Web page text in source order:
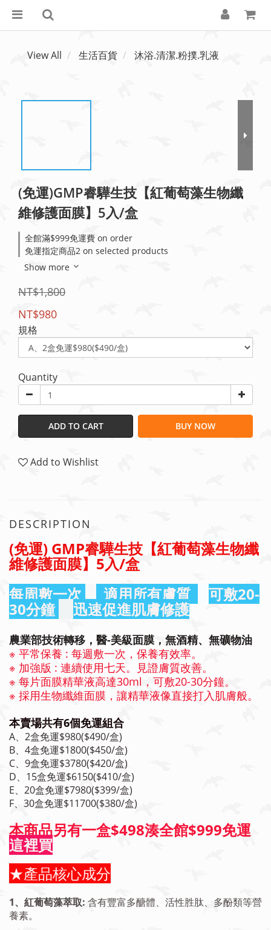
View All 生活百貨 沐浴.清潔.粉撲.乳液
(免運)GMP睿驊生技【紅葡萄藻生物纖
維修護面膜】5入/盒
全館滿$999免運費 on order
免運指定商品2 on selected products
Show more
NT$1,800
NT$980
規格
Quantity
ADD TO CART BUY NOW
Add to Wishlist
DESCRIPTION
(免運) GMP睿驊生技【紅葡萄藻生物纖
維修護面膜】5入/盒
每周敷一次
適用所有膚質 可敷20-
30分鐘 迅速促進肌膚修護
農業部技術轉移，醫-美級面膜，無酒精、無礦物油
※ 平常保養 : 每週敷一次，保養有效率。
※ 加強版 : 連續使用七天。見證膚質改善。
※ 每片面膜精華液高達30ml，可敷20-30分鐘。
※ 採用生物纖維面膜，讓精華液像直接打入肌膚般。
本賣場共有6個免運組合
A、2盒免運$980($490/盒)
B、4盒免運$1800($450/盒)
C、9盒免運$3780($420/盒)
D、15盒免運$6150($410/盒)
E、20盒免運$7980($399/盒)
F、30盒免運$11700($380/盒)
本商品另有一盒$498湊全館$999免運
這裡買
★產品核心成分
1、紅葡萄藻萃取: 含有豐富多醣體、活性胜肽、多酚類等營
養素。